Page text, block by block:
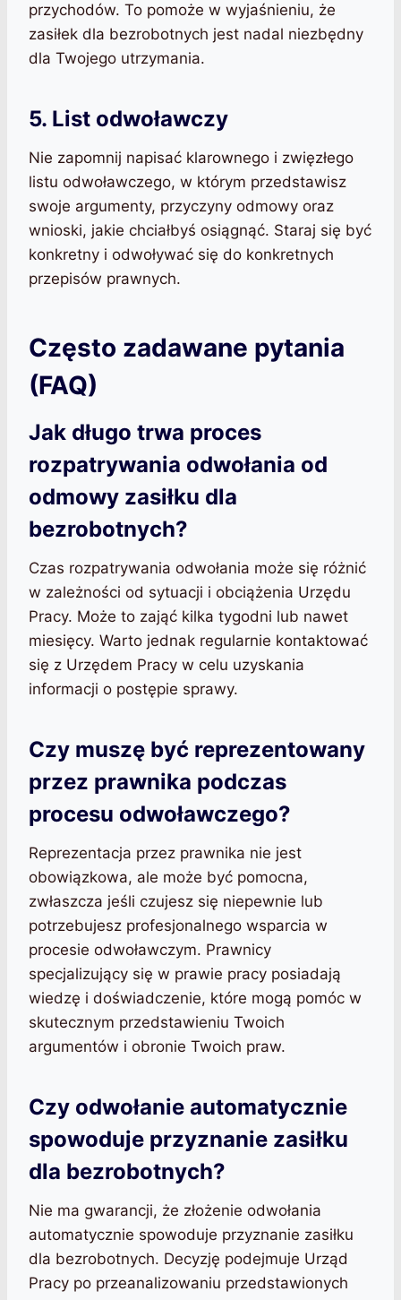
przychodów. To pomoże w wyjaśnieniu, że
zasiłek dla bezrobotnych jest nadal niezbędny
dla Twojego utrzymania.
5. List odwoławczy
Nie zapomnij napisać klarownego i zwięzłego
listu odwoławczego, w którym przedstawisz
swoje argumenty, przyczyny odmowy oraz
wnioski, jakie chciałbyś osiągnąć. Staraj się być
konkretny i odwoływać się do konkretnych
przepisów prawnych.
Często zadawane pytania
(FAQ)
Jak długo trwa proces
rozpatrywania odwołania od
odmowy zasiłku dla
bezrobotnych?
Czas rozpatrywania odwołania może się różnić
w zależności od sytuacji i obciążenia Urzędu
Pracy. Może to zająć kilka tygodni lub nawet
miesięcy. Warto jednak regularnie kontaktować
się z Urzędem Pracy w celu uzyskania
informacji o postępie sprawy.
Czy muszę być reprezentowany
przez prawnika podczas
procesu odwoławczego?
Reprezentacja przez prawnika nie jest
obowiązkowa, ale może być pomocna,
zwłaszcza jeśli czujesz się niepewnie lub
potrzebujesz profesjonalnego wsparcia w
procesie odwoławczym. Prawnicy
specjalizujący się w prawie pracy posiadają
wiedzę i doświadczenie, które mogą pomóc w
skutecznym przedstawieniu Twoich
argumentów i obronie Twoich praw.
Czy odwołanie automatycznie
spowoduje przyznanie zasiłku
dla bezrobotnych?
Nie ma gwarancji, że złożenie odwołania
automatycznie spowoduje przyznanie zasiłku
dla bezrobotnych. Decyzję podejmuje Urząd
Pracy po przeanalizowaniu przedstawionych